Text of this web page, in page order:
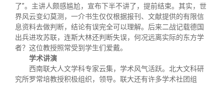
了”。主讲人颇感尴尬，宣布下半不讲了，提前结束。其实，世
界风云变幻莫测，一介书生仅仅根据报刊、文献提供的有限信
息资料去做判断，结论有误完全可以理解。后来二战记载德国
出兵进攻苏联，连斯大林还判断失误，何况远离实际的东方学
者？这位教授照常受到学生们爱戴。
学术讲演
西南联大人文学科专家云集，学术风气活跃。北大文科研
究所罗常培教授积极组织，领导。联大还有许多学术社团组